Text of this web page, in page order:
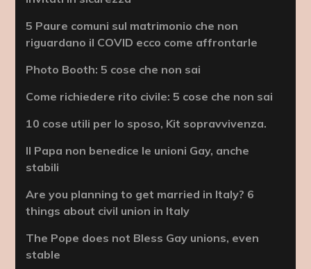
5 Paure comuni sul matrimonio che non
riguardano il COVID ecco come affrontarle
Photo Booth: 5 cose che non sai
Come richiedere rito civile: 5 cose che non sai
10 cose utili per lo sposo, Kit sopravvivenza.
Il Papa non benedice le unioni Gay, anche
stabili
Are you planning to get married in Italy? 6
things about civil union in Italy
The Pope does not Bless Gay unions, even
stable